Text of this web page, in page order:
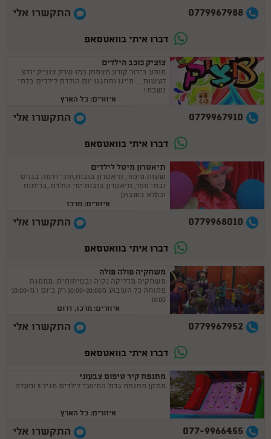
0779967988 התקשרו אלי
דברו איתי בוואטסאפ
צוציק כוכב הילדים
מופע בידור קורע מצחוק כמו שרק צוציק יודע
לעשות ... חייגו ותחגגו יום הולדת לילדים בלתי
נשכח !
איזורים: כל הארץ
0779967910 התקשרו אלי
דברו איתי בוואטסאפ
תיאטרון מיטל לילדים
שעות סיפור, תיאטרון בובות,חוגי דרמה בגנים
ובתי ספר, תיאטרון בובות ימי הולדת ,בריתות
וכו(לא בשבת)
איזורים: מרכז
0779968010 התקשרו אלי
דברו איתי בוואטסאפ
משחקיה פולה פולה
משחקיה מדליקה נקיה ובטיחותית .ממוזגת
פתוחה כל השבוע מ10:00-20:00 רק ביום ו מ10:00-
15:00
איזורים: מרכז, דרום
0779967952 התקשרו אלי
דברו איתי בוואטסאפ
מתנפח קיר טיפוס צבעוני
​מתקן מתנפח גדול המיועד לילדים מגיל 5 ומעלה
איזורים: כל הארץ
077-9966455 התקשרו אלי